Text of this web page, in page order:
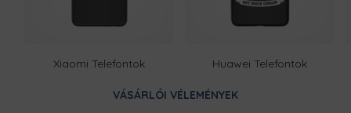
Xiaomi Telefontok Huawei Telefontok
VÁSÁRLÓI VÉLEMÉNYEK